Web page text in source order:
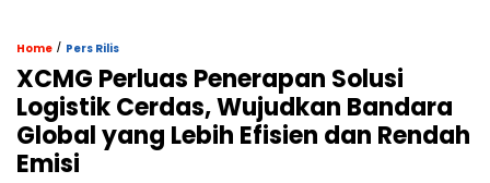
Home / Pers Rilis
XCMG Perluas Penerapan Solusi
Logistik Cerdas, Wujudkan Bandara
Global yang Lebih Efisien dan Rendah
Emisi